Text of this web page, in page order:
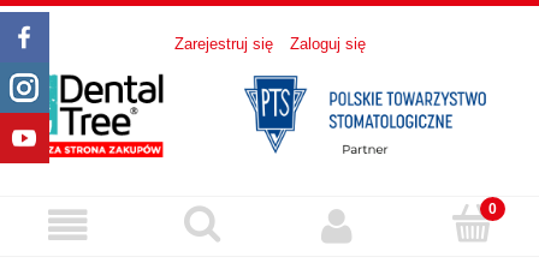
Zarejestruj się Zaloguj się